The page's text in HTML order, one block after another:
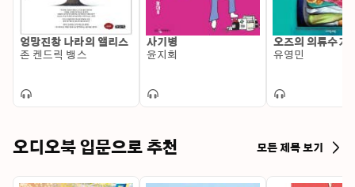
엉망진창 나라의 앨리스
존 켄드릭 뱅스
사기병
윤지회
오즈의 의류수거
유영민
오디오북 입문으로 추천 모든 제목 보기